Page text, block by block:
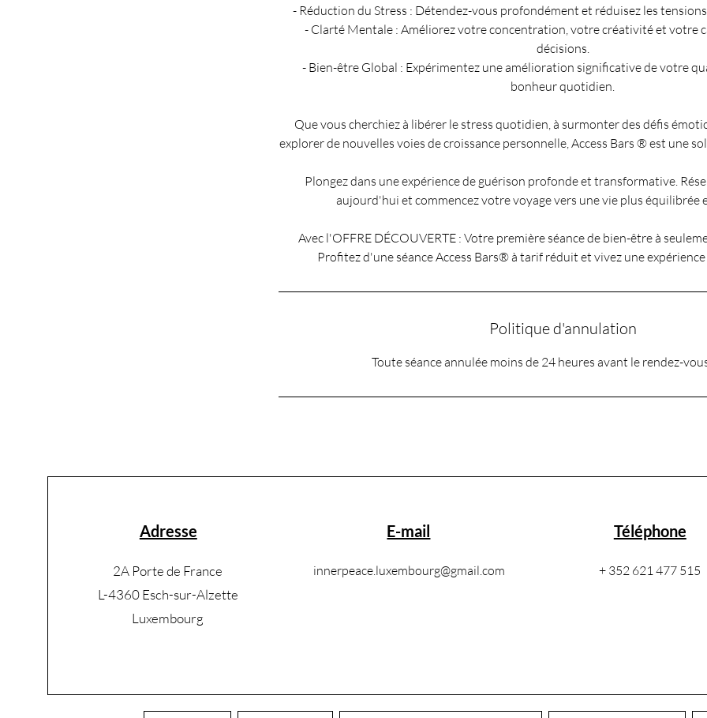
- Réduction du Stress : Détendez-vous profondément et réduisez les
- Clarté Mentale : Améliorez votre concentration, votre créativité et votre
décisions.
- Bien-être Global : Expérimentez une amélioration significative de votre
bonheur quotidien.
Que vous cherchiez à libérer le stress quotidien, à surmonter des défis
explorer de nouvelles voies de croissance personnelle, Access Bars ® est une
Plongez dans une expérience de guérison profonde et transformative.
aujourd'hui et commencez votre voyage vers une vie plus équilibrée
Avec l'OFFRE DÉCOUVERTE : Votre première séance de bien-être à
Profitez d'une séance Access Bars® à tarif réduit et vivez une
Politique d'annulation
Toute séance annulée moins de 24 heures avant le rendez-
Adresse
2A Porte de France
L-4360 Esch-sur-Alzette
Luxembourg
E-mail
innerpeace.luxembourg@gmail.com
Téléphone
+ 352 621 477 515